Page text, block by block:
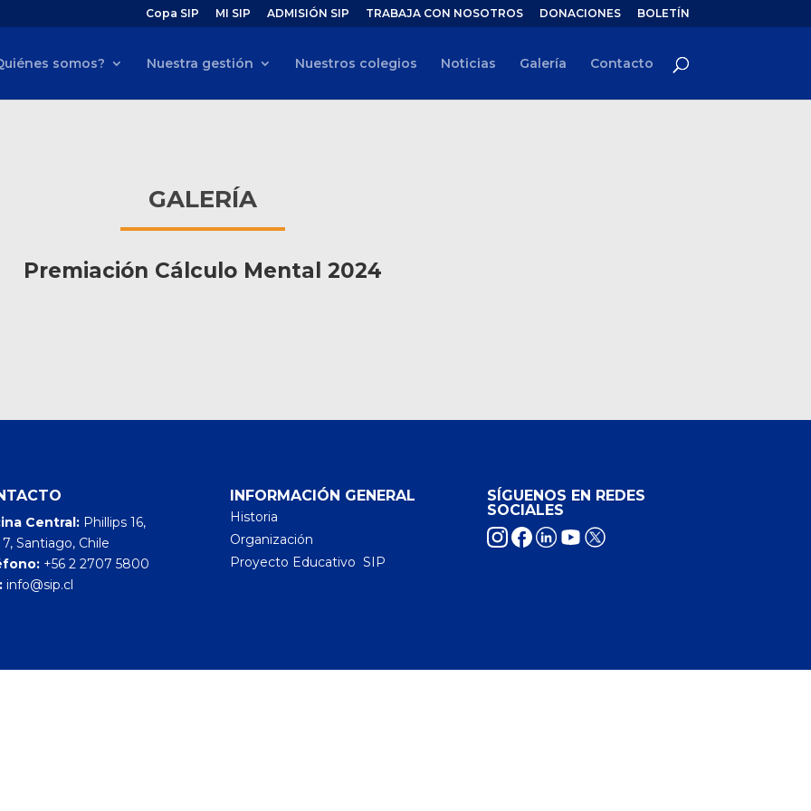
Copa SIP MI SIP ADMISIÓN SIP TRABAJA CON NOSOTROS DONACIONES BOLETÍN
somos? Nuestra gestión Nuestros colegios Noticias Galería Contacto
GALERÍA
Premiación Cálculo Mental 2024
Central:Phillips 16,
Santiago, Chile
+56 2 2707 5800
info@sip.cl
INFORMACIÓN GENERAL
Historia
Organización
Proyecto Educativo SIP
SÍGUENOS EN REDES
SOCIALES